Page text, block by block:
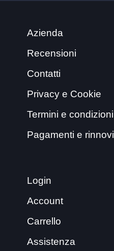
Azienda
Recensioni
Contatti
Privacy e Cookie
Termini e condizioni
Pagamenti e rinnovi
Login
Account
Carrello
Assistenza